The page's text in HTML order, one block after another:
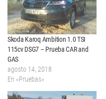
Skoda Karoq Ambition 1.0 TSI
115cv DSG7 – Prueba CAR and
GAS
agosto 14, 2018
En «Pruebas»